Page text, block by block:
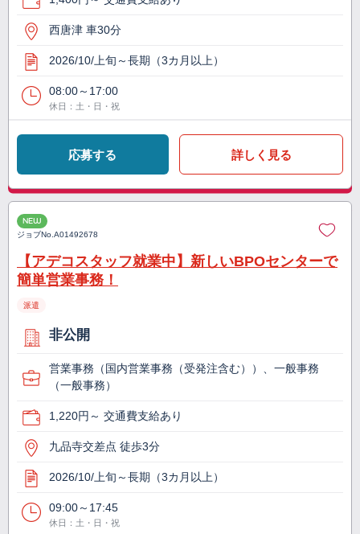
西唐津 車30分
2026/10/上旬～長期（3カ月以上）
08:00～17:00
休日：土・日・祝
応募する 詳しく見る
NEW
ジョブNo.A01492678
【アデコスタッフ就業中】新しいBPOセンターで
簡単営業事務！
派遣
非公開
営業事務（国内営業事務（受発注含む））、一般事務
（一般事務）
1,220円～ 交通費支給あり
九品寺交差点 徒歩3分
2026/10/上旬～長期（3カ月以上）
09:00～17:45
休日：土・日・祝